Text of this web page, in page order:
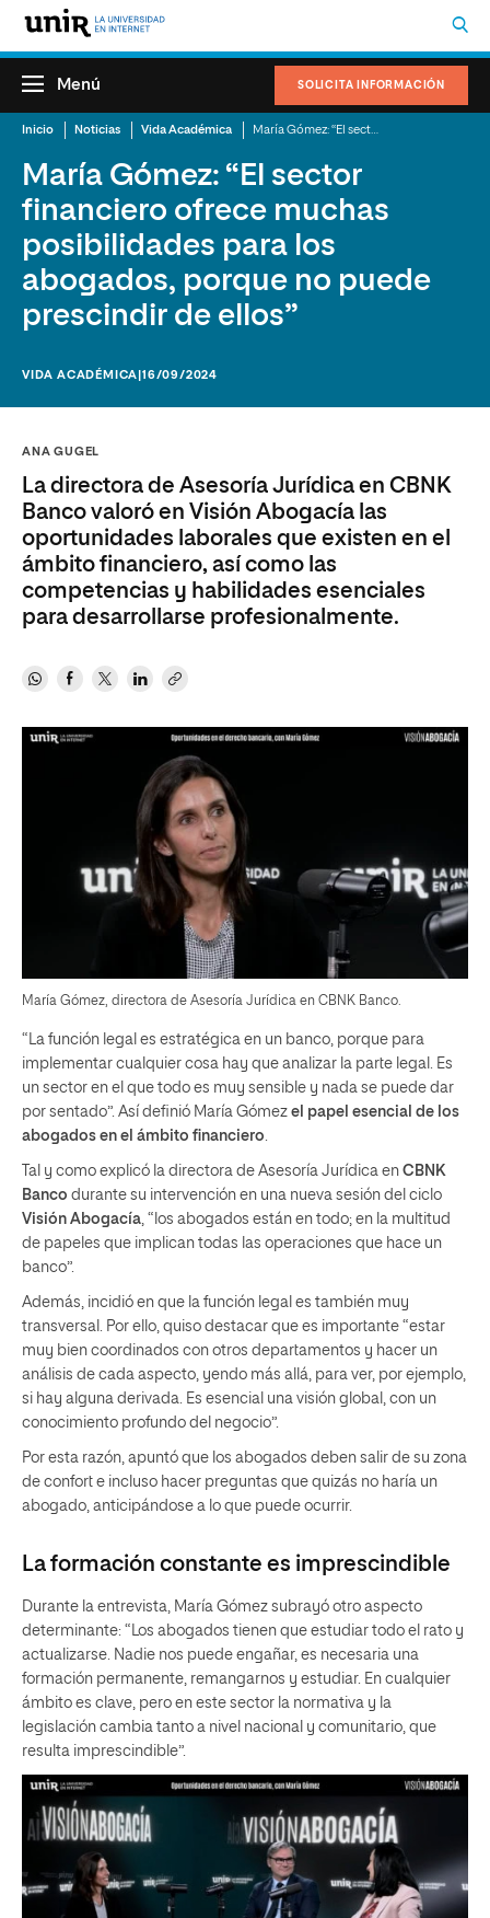
SOLICITA INFORMACIÓN
Menú
Inicio Noticias Vida Académica
María Gómez: “El sector
financiero ofrece muchas
posibilidades para los
abogados, porque no puede
prescindir de ellos”
VIDA ACADÉMICA |16/09/2024
ANA GUGEL
La directora de Asesoría Jurídica en CBNK
Banco valoró en Visión Abogacía las
oportunidades laborales que existen en el
ámbito financiero, así como las
competencias y habilidades esenciales
para desarrollarse profesionalmente.
María Gómez, directora de Asesoría Jurídica en CBNK Banco.
“La función legal es estratégica en un banco, porque para
implementar cualquier cosa hay que analizar la parte legal. Es
un sector en el que todo es muy sensible y nada se puede dar
por sentado”. Así definió María Gómez el papel esencial de los
abogados en el ámbito financiero
Tal y como explicó la directora de Asesoría Jurídica en CBNK
Banco durante su intervención en una nueva sesión del ciclo
Visión Abogacía , “los abogados están en todo; en la multitud
de papeles que implican todas las operaciones que hace un
banco”.
Además, incidió en que la función legal es también muy
transversal. Por ello, quiso destacar que es importante “estar
muy bien coordinados con otros departamentos y hacer un
análisis de cada aspecto, yendo más allá, para ver, por ejemplo,
si hay alguna derivada. Es esencial una visión global, con un
conocimiento profundo del negocio”.
Por esta razón, apuntó que los abogados deben salir de su zona
de confort e incluso hacer preguntas que quizás no haría un
abogado, anticipándose a lo que puede ocurrir.
La formación constante es imprescindible
Durante la entrevista, María Gómez subrayó otro aspecto
determinante: “Los abogados tienen que estudiar todo el rato y
actualizarse. Nadie nos puede engañar, es necesaria una
formación permanente, remangarnos y estudiar. En cualquier
ámbito es clave, pero en este sector la normativa y la
legislación cambia tanto a nivel nacional y comunitario, que
resulta imprescindible”.